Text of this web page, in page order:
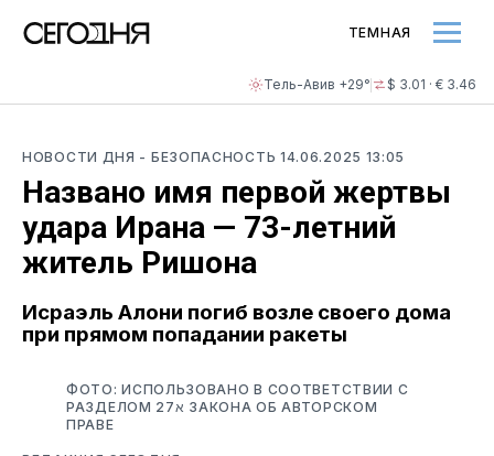
Тель-Авив +29° $ 3.01 · € 3.46
ТЕМНАЯ
НОВОСТИ ДНЯ - БЕЗОПАСНОСТЬ 14.06.2025 13:05
Названо имя первой жертвы
удара Ирана — 73-летний
житель Ришона
Исраэль Алони погиб возле своего дома
при прямом попадании ракеты
ФОТО: ИСПОЛЬЗОВАНО В СООТВЕТСТВИИ С
РАЗДЕЛОМ 27א ЗАКОНА ОБ АВТОРСКОМ
ПРАВЕ